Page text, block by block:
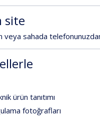
site
veya sahada
ürün tanıtımı
fotoğrafları